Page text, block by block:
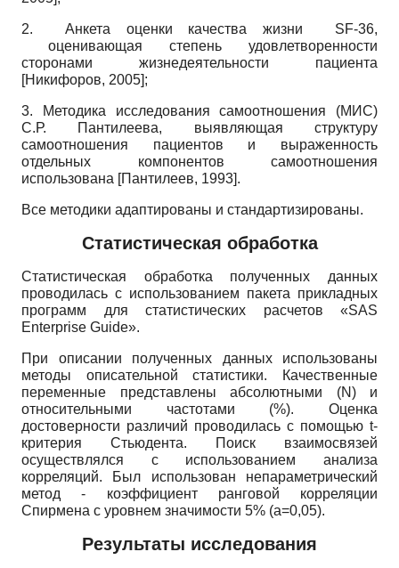
2. Анкета оценки качества жизни SF-36,
оценивающая степень удовлетворенности
сторонами жизнедеятельности пациента
[Никифоров, 2005];
3.
Методика исследования самоотношения (МИС)
С.Р. Пантилеева, выявляющая структуру
самоотношения пациентов и выраженность
отдельных компонентов самоотношения
использована [Пантилеев, 1993].
Все методики адаптированы и стандартизированы.
Статистическая обработка
Статистическая обработка полученных данных
проводилась с использованием пакета прикладных
программ для статистических расчетов «SAS
Enterprise Guide».
При описании полученных данных использованы
методы описательной статистики. Качественные
переменные представлены абсолютными (N) и
относительными частотами (%). Оценка
достоверности различий проводилась с помощью t-
критерия Стьюдента. Поиск взаимосвязей
осуществлялся с использованием анализа
корреляций. Был использован непараметрический
метод - коэффициент ранговой корреляции
Спирмена с уровнем значимости 5% (а=0,05).
Результаты исследования